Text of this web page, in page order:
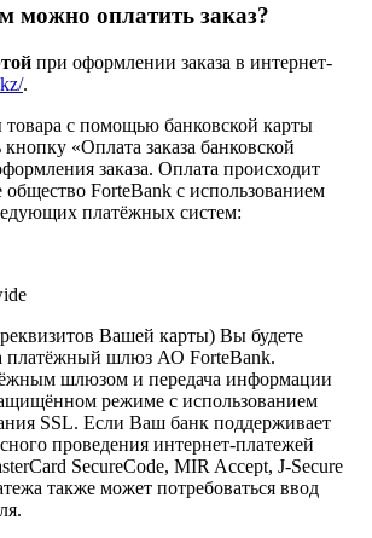
можно оплатить заказ?
при оформлении заказа в интернет-
.
с помощью банковской карты
«Оплата заказа банковской
заказа. Оплата происходит
ForteBank с использованием
платёжных систем:
Вашей карты) Вы будете
платёжный шлюз АО ForteBank.
шлюзом и передача информации
режиме с использованием
SSL. Если Ваш банк поддерживает
проведения интернет-платежей
SecureCode, MIR Accept, J-Secure
также может потребоваться ввод